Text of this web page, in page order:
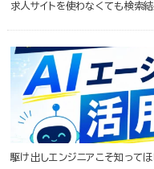
求人サイトを使わなくても検索
駆け出しエンジニアこそ知って